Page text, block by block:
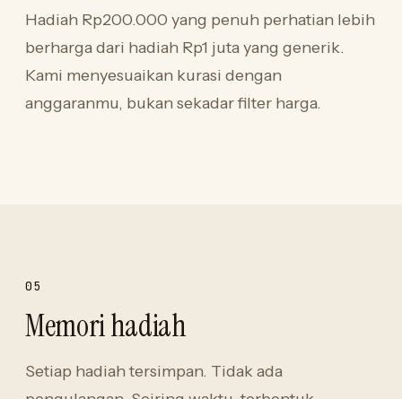
Hadiah Rp200.000 yang penuh perhatian lebih
berharga dari hadiah Rp1 juta yang generik.
Kami menyesuaikan kurasi dengan
anggaranmu, bukan sekadar filter harga.
05
Memori hadiah
Setiap hadiah tersimpan. Tidak ada